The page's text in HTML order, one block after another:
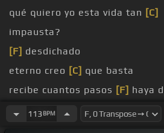
qué quiero yo esta vida tan [C]
impausta?
[F] desdichado
eterno creo [C] que basta
recibe cuantos pasos [F] haya
Desde[Bb] mi cuna para mí
113 BPM